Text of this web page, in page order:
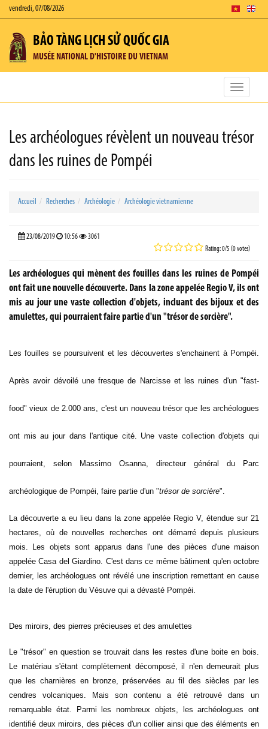
vendredi, 07/08/2026
BẢO TÀNG LỊCH SỬ QUỐC GIA
MUSÉE NATIONAL D'HISTOIRE DU VIETNAM
Toggle
Les archéologues révèlent un nouveau trésor
dans les ruines de Pompéi
Accueil Recherches Archéologie Archéologie vietnamienne
23/08/2019 10:56 3061
Rating: 0/5 (0 votes)
Les archéologues qui mènent des fouilles dans les ruines de Pompéi
ont fait une nouvelle découverte. Dans la zone appelée Regio V, ils ont
mis au jour une vaste collection d'objets, incluant des bijoux et des
amulettes, qui pourraient faire partie d'un "trésor de sorcière".
Les fouilles se poursuivent et les découvertes s'enchainent à Pompéi.
Après avoir dévoilé une fresque de Narcisseet les ruines d'un "fast-
food" vieux de 2.000 ans, c'est un nouveau trésor que les archéologues
ont mis au jour dans l'antique cité. Une vaste collection d'objets qui
pourraient, selon Massimo Osanna, directeur général du Parc
archéologique de Pompéi, faire partie d'un "trésor de sorcière".
La découverte a eu lieu dans la zone appelée Regio V, étendue sur 21
hectares, où de nouvelles recherches ont démarré depuis plusieurs
mois. Les objets sont apparus dans l'une des pièces d'une maison
appelée Casa del Giardino. C'est dans ce même bâtiment qu'en octobre
dernier, les archéologues ont révélé une inscription remettant en cause
la date de l'éruption du Vésuve qui a dévasté Pompéi.
Des miroirs, des pierres précieuses et des amulettes
Le "trésor" en question se trouvait dans les restes d'une boite en bois.
Le matériau s'étant complètement décomposé, il n'en demeurait plus
que les charnières en bronze, préservées au fil des siècles par les
cendres volcaniques. Mais son contenu a été retrouvé dans un
remarquable état. Parmi les nombreux objets, les archéologues ont
identifié deux miroirs, des pièces d'un collier ainsi que des éléments en